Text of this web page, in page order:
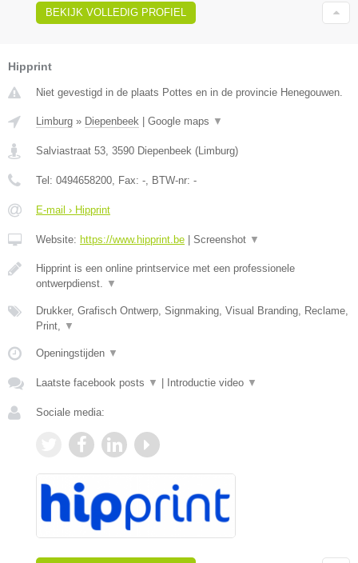
BEKIJK VOLLEDIG PROFIEL
Hipprint
Niet gevestigd in de plaats Pottes en in de provincie Henegouwen.
Limburg » Diepenbeek | Google maps ▼
Salviastraat 53 3590 Diepenbeek (Limburg)
Tel: 0494658200 , Fax: - , BTW-nr: -
E-mail › Hipprint
Website: https://www.hipprint.be | Screenshot ▼
Hipprint is een online printservice met een professionele
ontwerpdienst.
▼
Drukker, Grafisch Ontwerp, Signmaking, Visual Branding, Reclame,
Print,
▼
Openingstijden ▼
Laatste facebook posts ▼ | Introductie video ▼
Sociale media: